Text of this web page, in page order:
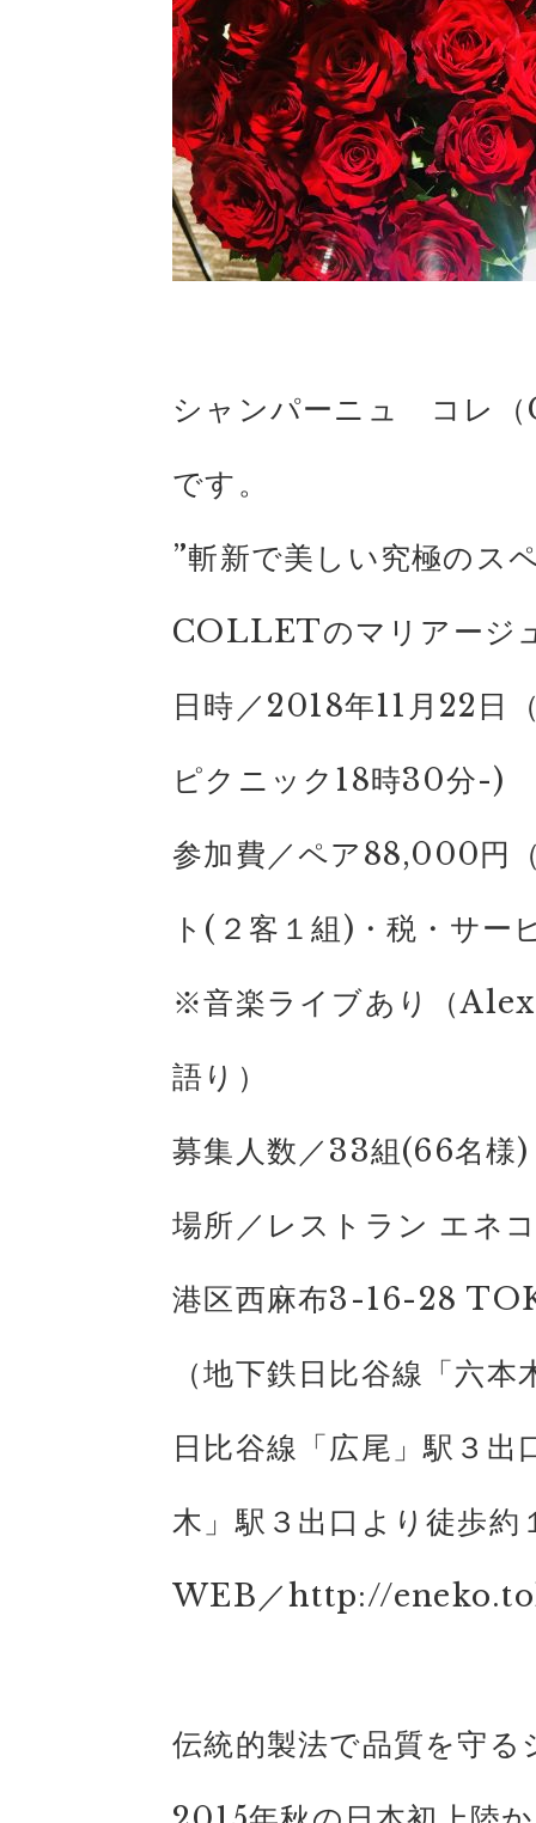
シャンパーニュ コレ
です。
”斬新で美しい究極のス
COLLETのマリアージ
日時／2018年11月22日
ピクニック18時30分-)
参加費／ペア88,000円
ト(２客１組)・税・サー
※音楽ライブあり（
語り）
募集人数／33組(66名様)
場所／レストラン エ
港区西麻布3-16-28
（地下鉄日比谷線「六
日比谷線「広尾」駅３
木」駅３出口より徒歩約
WEB／http://
伝統的製法で品質を守